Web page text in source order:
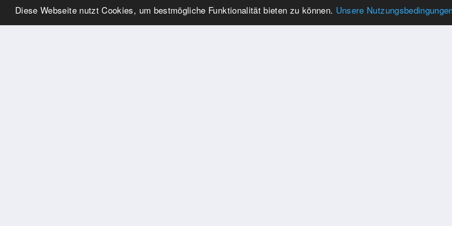
Diese Webseite nutzt Cookies, um bestmögliche Funktionalität bieten zu können. Unsere